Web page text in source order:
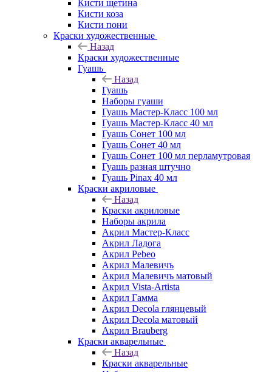
Кисти щетина
Кисти коза
Кисти пони
Краски художественные
Назад
Краски художественные
Гуашь
Назад
Гуашь
Наборы гуаши
Гуашь Мастер-Класс 100 мл
Гуашь Мастер-Класс 40 мл
Гуашь Сонет 100 мл
Гуашь Сонет 40 мл
Гуашь Сонет 100 мл перламутровая
Гуашь разная штучно
Гуашь Pinax 40 мл
Краски акриловые
Назад
Краски акриловые
Наборы акрила
Акрил Мастер-Класс
Акрил Ладога
Акрил Pebeo
Акрил Малевичъ
Акрил Малевичъ матовый
Акрил Vista-Artista
Акрил Гамма
Акрил Decola глянцевый
Акрил Decola матовый
Акрил Brauberg
Краски акварельные
Назад
Краски акварельные